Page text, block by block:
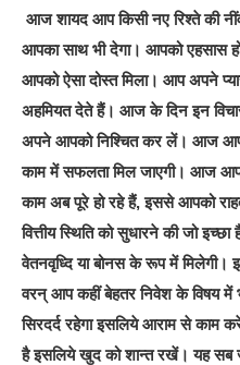
आज शायद आप किसी नए रिश्ते की
आपका साथ भी देगा। आपको एहसास
आपको ऐसा दोस्त मिला। आप अपने
अहमियत देते हैं। आज के दिन इन
अपने आपको निश्चित कर लें। आज
काम में सफलता मिल जाएगी। आज
काम अब पूरे हो रहे हैं, इससे आपको
वित्तीय स्थिति को सुधारने की जो
वेतनवृध्दि या बोनस के रूप में
वरन् आप कहीं बेहतर निवेश के विषय में
सिरदर्द रहेगा इसलिये आराम से काम
है इसलिये खुद को शान्त रखें। यह सब